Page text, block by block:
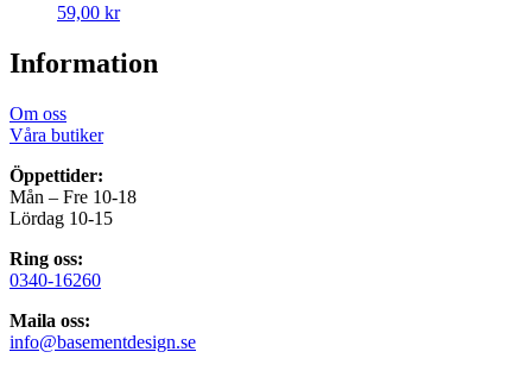
59,00 kr
Information
Om oss
Våra butiker
Öppettider:
Mån – Fre 10-18
Lördag 10-15
Ring oss:
0340-16260
Maila oss:
info@basementdesign.se